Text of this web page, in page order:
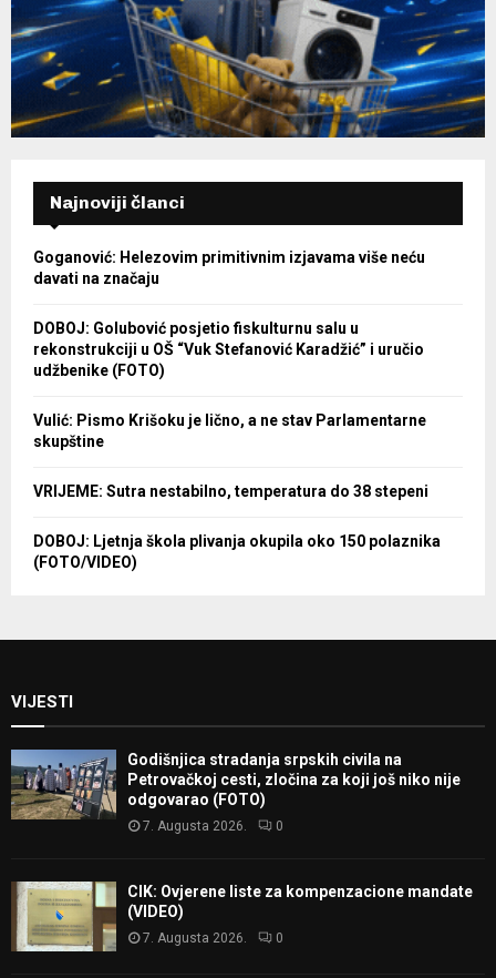
Najnoviji članci
Goganović: Helezovim primitivnim izjavama više neću
davati na značaju
DOBOJ: Golubović posjetio fiskulturnu salu u
rekonstrukciji u OŠ “Vuk Stefanović Karadžić” i uručio
udžbenike (FOTO)
Vulić: Pismo Krišoku je lično, a ne stav Parlamentarne
skupštine
VRIJEME: Sutra nestabilno, temperatura do 38 stepeni
DOBOJ: Ljetnja škola plivanja okupila oko 150 polaznika
(FOTO/VIDEO)
VIJESTI
Godišnjica stradanja srpskih civila na
Petrovačkoj cesti, zločina za koji još niko nije
odgovarao (FOTO)
7. Augusta 2026. 0
CIK: Ovjerene liste za kompenzacione mandate
(VIDEO)
7. Augusta 2026. 0